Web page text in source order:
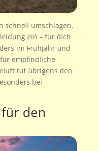
schnell umschlagen.
ein – für dich
im Frühjahr und
empfindliche
tut übrigens den
bei
den